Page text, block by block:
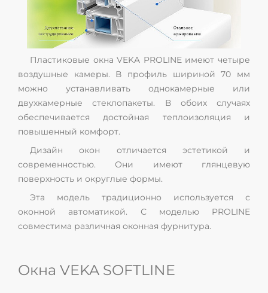
Пластиковые окна VEKA PROLINE имеют четыре
воздушные камеры. В профиль шириной 70 мм
можно устанавливать однокамерные или
двухкамерные стеклопакеты. В обоих случаях
обеспечивается достойная теплоизоляция и
повышенный комфорт.
Дизайн окон отличается эстетикой и
современностью. Они имеют глянцевую
поверхность и округлые формы.
Эта модель традиционно используется с
оконной автоматикой. С моделью PROLINE
совместима различная оконная фурнитура.
Окна VEKA SOFTLINE